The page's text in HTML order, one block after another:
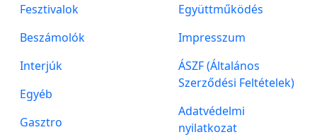
Fesztivalok
Beszámolók
Interjúk
Egyéb
Gasztro
Együttműködés
Impresszum
ÁSZF (Általános
Szerződési Feltételek)
Adatvédelmi
nyilatkozat